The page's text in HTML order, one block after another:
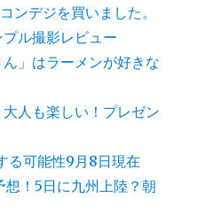
ンデジを買いました。
ル撮影レビュー
ん」はラーメンが好きな
人も楽しい！プレゼン
る可能性9月8日現在
想！5日に九州上陸？朝